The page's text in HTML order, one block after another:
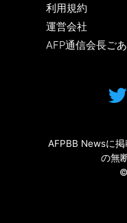
利用規約
運営会社
AFP通信会長ご
AFPBB Newsに
の無